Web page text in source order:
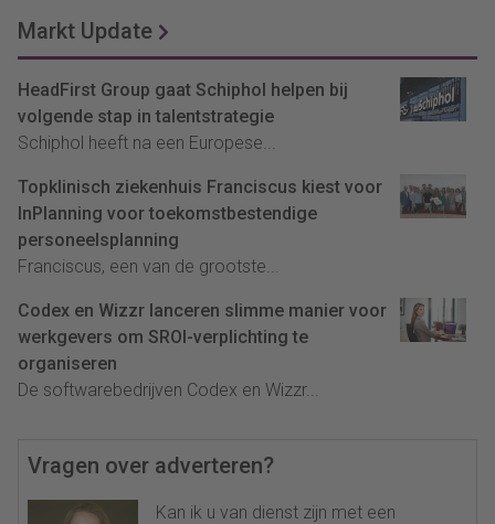
Markt Update
HeadFirst Group gaat Schiphol helpen bij
volgende stap in talentstrategie
Schiphol heeft na een Europese...
Topklinisch ziekenhuis Franciscus kiest voor
InPlanning voor toekomstbestendige
personeelsplanning
Franciscus, een van de grootste...
Codex en Wizzr lanceren slimme manier voor
werkgevers om SROI-verplichting te
organiseren
De softwarebedrijven Codex en Wizzr...
Vragen over adverteren?
Kan ik u van dienst zijn met een